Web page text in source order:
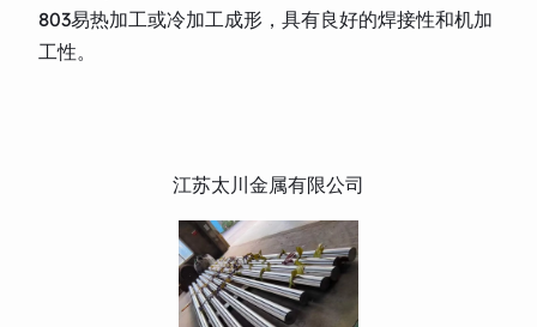
803易热加工或冷加工成形，具有良好的焊接性和机加
工性。
江苏太川金属有限公司